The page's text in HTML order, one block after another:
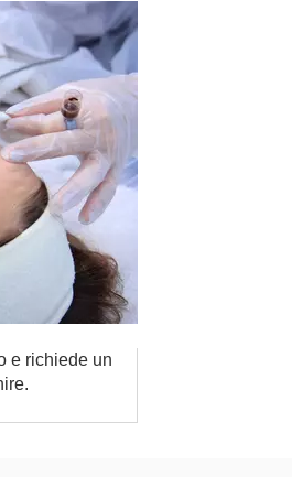
e richiede un